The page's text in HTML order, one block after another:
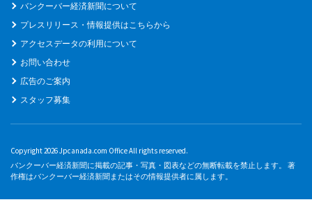
バンクーバー経済新聞について
プレスリリース・情報提供はこちらから
アクセスデータの利用について
お問い合わせ
広告のご案内
スタッフ募集
Copyright 2026 Jpcanada.com Office All rights reserved.
バンクーバー経済新聞に掲載の記事・写真・図表などの無断転載を禁止します。 著
作権はバンクーバー経済新聞またはその情報提供者に属します。